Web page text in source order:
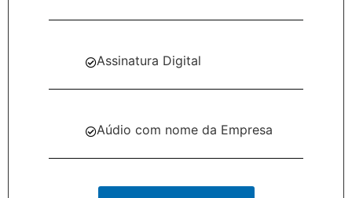
Assinatura Digital
Aúdio com nome da Empresa